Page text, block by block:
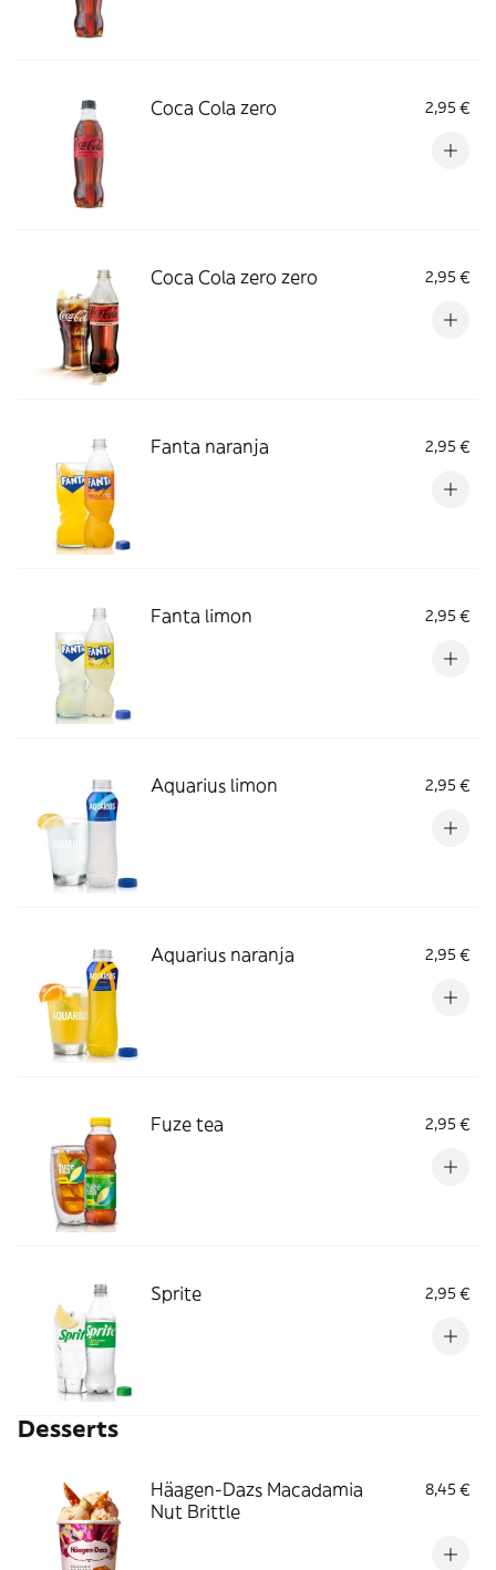
Coca Cola zero 2,95 €
Coca Cola zero zero 2,95 €
Fanta naranja 2,95 €
Fanta limon 2,95 €
Aquarius limon 2,95 €
Aquarius naranja 2,95 €
Fuze tea 2,95 €
Sprite 2,95 €
Desserts
Häagen-Dazs Macadamia
Nut Brittle
8,45 €